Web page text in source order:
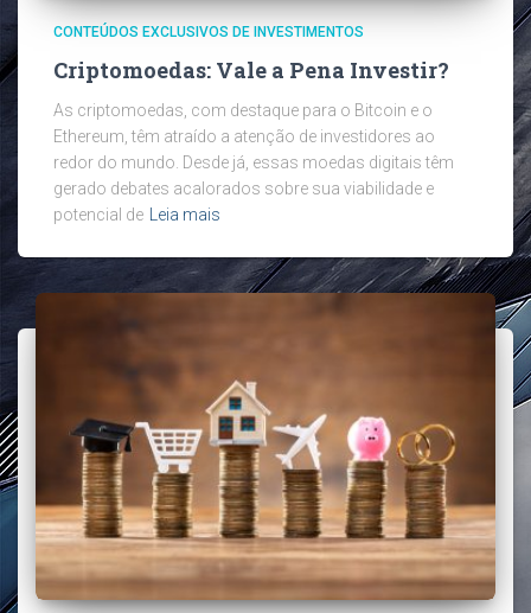
CONTEÚDOS EXCLUSIVOS DE INVESTIMENTOS
Criptomoedas: Vale a Pena Investir?
As criptomoedas, com destaque para o Bitcoin e o
Ethereum, têm atraído a atenção de investidores ao
redor do mundo. Desde já, essas moedas digitais têm
gerado debates acalorados sobre sua viabilidade e
potencial de
Leia mais